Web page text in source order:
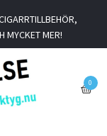
MYCKET MER!
0